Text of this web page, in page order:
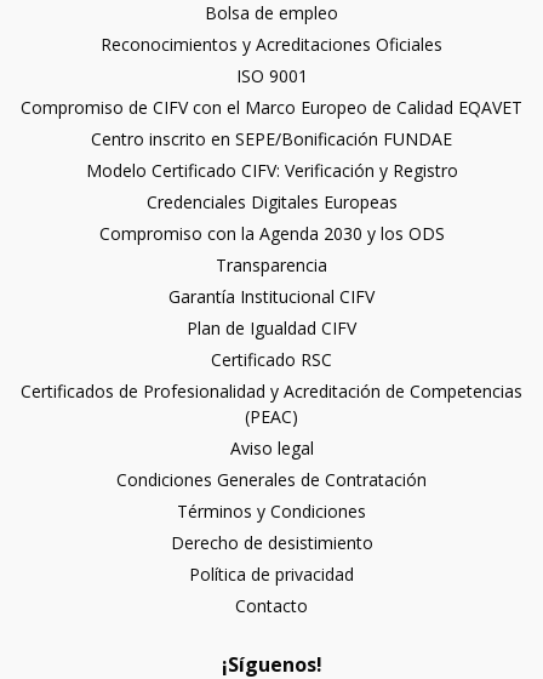
Bolsa de empleo
Reconocimientos y Acreditaciones Oficiales
ISO 9001
Compromiso de CIFV con el Marco Europeo de Calidad EQAVET
Centro inscrito en SEPE/Bonificación FUNDAE
Modelo Certificado CIFV: Verificación y Registro
Credenciales Digitales Europeas
Compromiso con la Agenda 2030 y los ODS
Transparencia
Garantía Institucional CIFV
Plan de Igualdad CIFV
Certificado RSC
Certificados de Profesionalidad y Acreditación de Competencias
(PEAC)
Aviso legal
Condiciones Generales de Contratación
Términos y Condiciones
Derecho de desistimiento
Política de privacidad
Contacto
¡Síguenos!